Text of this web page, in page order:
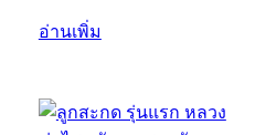
อ่านเพิ่ม